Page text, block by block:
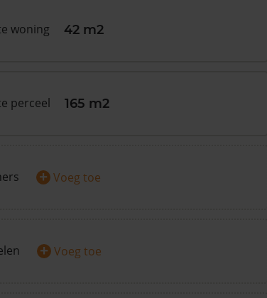
woning 42 m2
perceel 165 m2
+ Voeg toe
+ Voeg toe